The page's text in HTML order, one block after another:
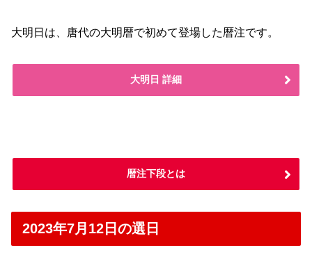
大明日は、唐代の大明暦で初めて登場した暦注です。
大明日 詳細
暦注下段とは
2023年7月12日の選日